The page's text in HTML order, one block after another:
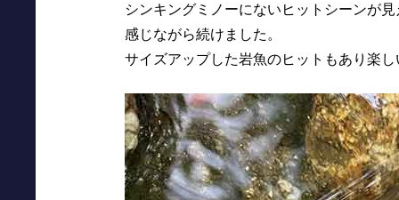
シンキングミノーにないヒットシーンが
感じながら続けました。
サイズアップした岩魚のヒットもあり楽